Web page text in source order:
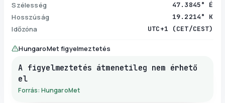
Szélesség
47.3845° É
Hosszúság 19.2214° K
Időzóna UTC+1 (CET/CEST)
HungaroMet figyelmeztetés
A figyelmeztetés átmenetileg nem érhető
el
Forrás: HungaroMet